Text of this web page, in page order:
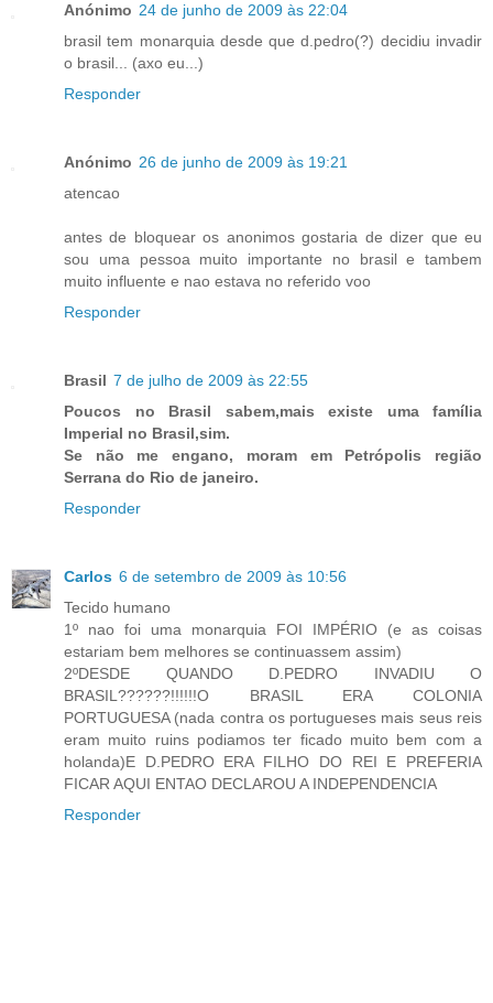
Anónimo 24 de junho de 2009 às 22:04
brasil tem monarquia desde que d.pedro(?) decidiu invadir
o brasil... (axo eu...)
Responder
Anónimo 26 de junho de 2009 às 19:21
atencao
antes de bloquear os anonimos gostaria de dizer que eu
sou uma pessoa muito importante no brasil e tambem
muito influente e nao estava no referido voo
Responder
Brasil 7 de julho de 2009 às 22:55
Poucos no Brasil sabem,mais existe uma família
Imperial no Brasil,sim.
Se não me engano, moram em Petrópolis região
Serrana do Rio de janeiro.
Responder
Carlos 6 de setembro de 2009 às 10:56
Tecido humano
1º nao foi uma monarquia FOI IMPÉRIO (e as coisas
estariam bem melhores se continuassem assim)
2ºDESDE QUANDO D.PEDRO INVADIU O
BRASIL??????!!!!!!O BRASIL ERA COLONIA
PORTUGUESA (nada contra os portugueses mais seus reis
eram muito ruins podiamos ter ficado muito bem com a
holanda)E D.PEDRO ERA FILHO DO REI E PREFERIA
FICAR AQUI ENTAO DECLAROU A INDEPENDENCIA
Responder